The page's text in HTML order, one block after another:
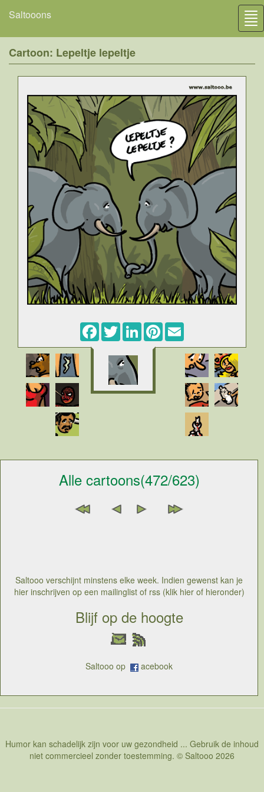
Saltooons
Cartoon: Lepeltje lepeltje
Facebook
TwitterLinkedInPinterest
Alle cartoons(472/623)
Saltooo verschijnt minstens elke week. Indien gewenst kan je
hier inschrijven op een mailinglist of rss (klik hier of hieronder)
Blijf op de hoogte
Saltooo op acebook
Humor kan schadelijk zijn voor uw gezondheid ... Gebruik de inhoud
niet commercieel zonder toestemming. © Saltooo 2026